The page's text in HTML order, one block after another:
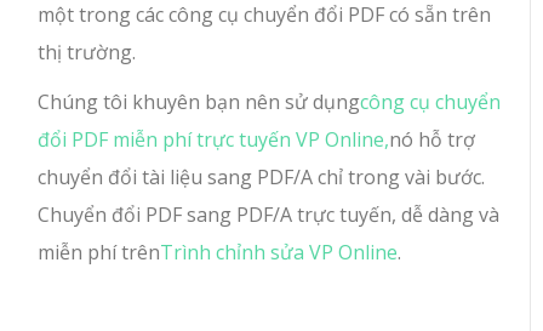
một trong các công cụ chuyển đổi PDF có sẵn trên
thị trường.
Chúng tôi khuyên bạn nên sử dụngcông cụ chuyển
đổi PDF miễn phí trực tuyến VP Online,nó hỗ trợ
chuyển đổi tài liệu sang PDF/A chỉ trong vài bước.
Chuyển đổi PDF sang PDF/A trực tuyến, dễ dàng và
miễn phí trênTrình chỉnh sửa VP Online.